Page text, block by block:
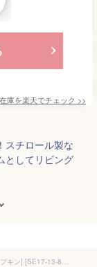
庫を楽天でチェック >>
スチロール製な
としてリビング
ハロウィン カボチャ おしゃれ 飾り 置物 [黒猫のパンプキン] [SE17-13-8] 高さ14cm [かぼちゃ オブジェ 小物 インテリア 雑貨 玄関 パーティー クリスマス]